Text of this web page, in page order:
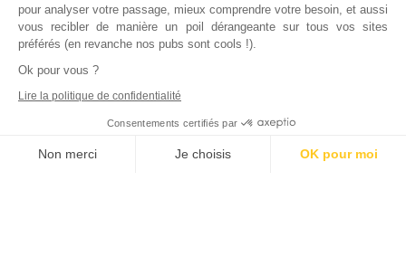
pour analyser votre passage, mieux comprendre votre besoin, et aussi
vous recibler de manière un poil dérangeante sur tous vos sites
préférés (en revanche nos pubs sont cools !).
Ok pour vous ?
Lire la politique de confidentialité
Consentements certifiés par
Non merci Je choisis
OK pour moi